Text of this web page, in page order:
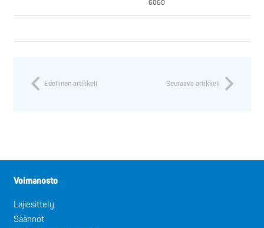
6060
Edellinen artikkeli Seuraava artikkeli
Voimanosto
Lajiesittely
Säännöt